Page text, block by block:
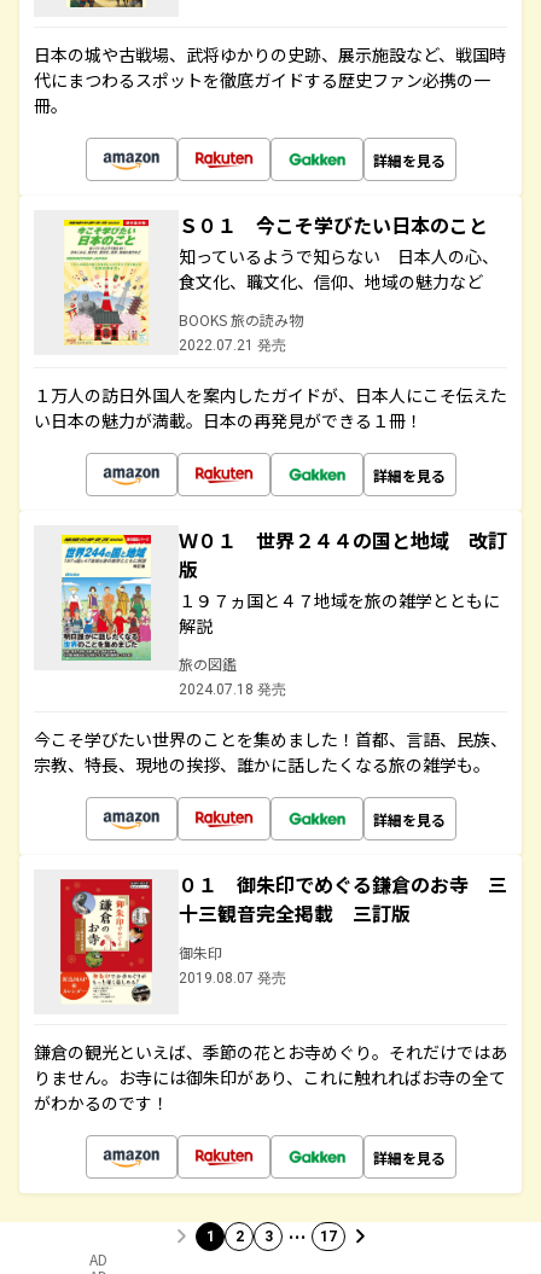
日本の城や古戦場、武将ゆかりの史跡、展示施設など、戦国時
代にまつわるスポットを徹底ガイドする歴史ファン必携の一
冊。
詳細を見る
Ｓ０１ 今こそ学びたい日本のこと
知っているようで知らない 日本人の心、
食文化、職文化、信仰、地域の魅力など
BOOKS 旅の読み物
2022.07.21 発売
１万人の訪日外国人を案内したガイドが、日本人にこそ伝えた
い日本の魅力が満載。日本の再発見ができる１冊！
詳細を見る
Ｗ０１ 世界２４４の国と地域 改訂
版
１９７ヵ国と４７地域を旅の雑学とともに
解説
旅の図鑑
2024.07.18 発売
今こそ学びたい世界のことを集めました！首都、言語、民族、
宗教、特長、現地の挨拶、誰かに話したくなる旅の雑学も。
詳細を見る
０１ 御朱印でめぐる鎌倉のお寺 三
十三観音完全掲載 三訂版
御朱印
2019.08.07 発売
鎌倉の観光といえば、季節の花とお寺めぐり。それだけではあ
りません。お寺には御朱印があり、これに触れればお寺の全て
がわかるのです！
詳細を見る
1 2 3 … 17
AD